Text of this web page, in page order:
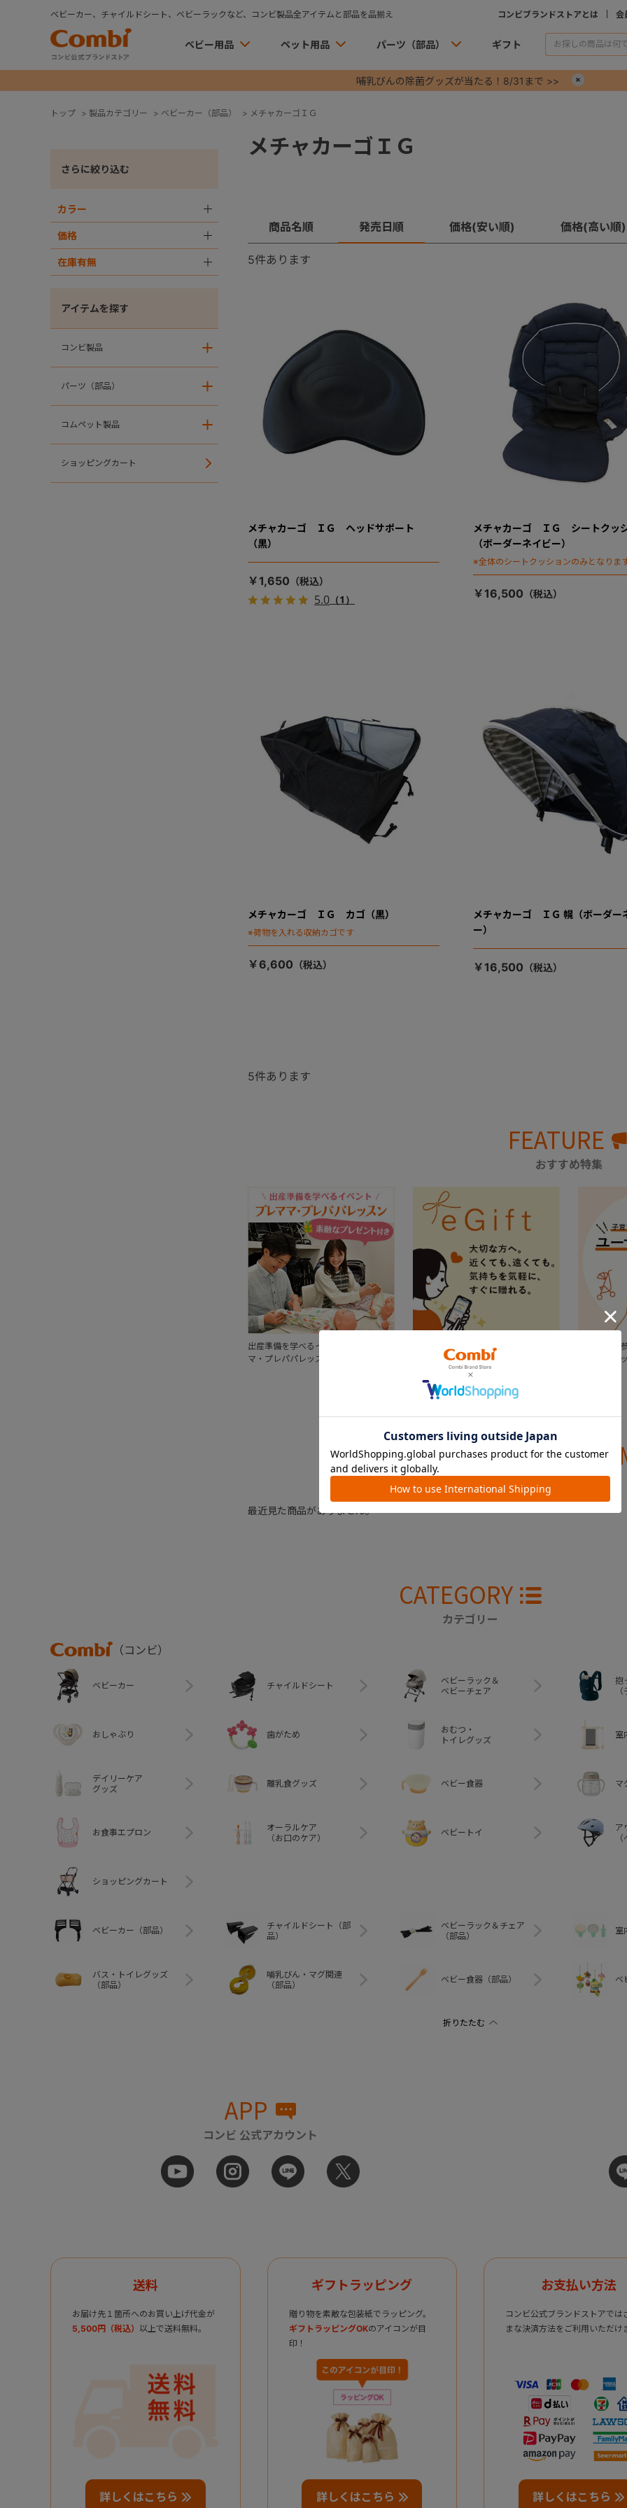
ベビーカー、チャイルドシート、ベビーラックなど、コンビ製品全アイテムと部品を品揃え コンビブランドストアとは 会
ベビー用品 ペット用品 パーツ（部品） ギフト
哺乳びんの除菌グッズが当たる！8/31まで >>
トップ > 製品カテゴリー > ベビーカー（部品） > メチャカーゴＩＧ
さらに絞り込む
カラー
価格
在庫有無
アイテムを探す
コンビ製品
パーツ（部品）
コムペット製品
ショッピングカート
メチャカーゴＩＧ
商品名順 発売日順 価格(安い順) 価格(高い順)
5件あります
メチャカーゴ ＩＧ ヘッドサポート
（黒）
￥1,650
5.0 （1）
メチャカーゴ ＩＧ シートクッ
（ボーダーネイビー）
※全体のシートクッションのみとなりま
￥16,500
メチャカーゴ ＩＧ カゴ（黒）
※荷物を入れる収納カゴです
￥6,600
メチャカーゴ ＩＧ 幌（ボーダー
ー）
￥16,500
5件あります
FEATURE
おすすめ特集
出産準備を学べるイベント「プレマ
マ・プレパパレッスン」
メッセージと一緒にメールやSNSを使
ってギフトチケットを贈ろう！
出産準備の
感想をチェ
CHECKED
最近見た商品
最近見た商品がありません。
CATEGORY
カテゴリー
Combi
（コンビ）
ベビーカー チャイルドシート
ベビーラック＆
ベビーチェア
抱
おしゃぶり 歯がため
おむつ・
トイレグッズ
室
デイリーケア
グッズ
離乳食グッズ ベビー食器 マ
お食事エプロン
オーラルケア
（お口のケア）
ベビートイ
ア
ショッピングカート
ベビーカー（部品）
チャイルドシート（部
品）
ベビーラック＆チェア
（部品）
室
バス・トイレグッズ
（部品）
哺乳びん・マグ関連
（部品）
ベビー食器（部品） ベ
APP
コンビ 公式アカウント
送料
お届け先１箇所へのお買い上げ代金が
5,500円（税込） 以上で送料無料。
詳しくはこちら
ギフトラッピング
贈り物を素敵な包装紙でラッピング。
ギフトラッピングOKのアイコンが目
印！
詳しくはこちら
お支払い方法
コンビ公式ブランドストアでは
まな決済方法をご利用いただけ
詳しくはこちら